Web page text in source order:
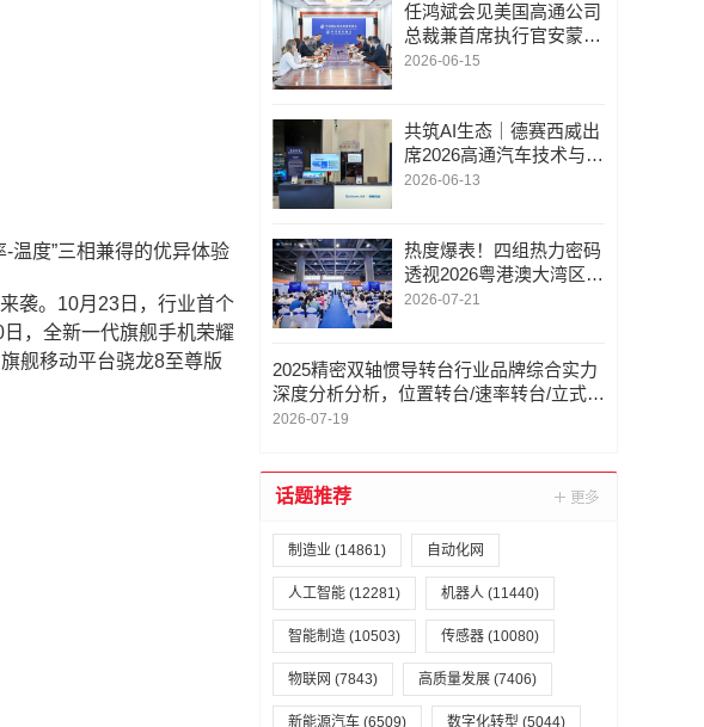
温度”三相兼得的优异体验
袭。10月23日，行业首个
，全新一代旗舰手机荣耀
舰移动平台骁龙8至尊版
任鸿斌会见美国高通公司
总裁兼首席执行官安蒙、
嘉吉公司董事会主席兼首
2026-06-15
共筑AI生态｜德赛西威出
席2026高通汽车技术与合
作峰会
2026-06-13
热度爆表！四组热力密码
透视2026粤港澳大湾区智
慧交通科技创新大会暨成
2026-07-21
2025精密双轴惯导转台行业品牌综合实力
深度分析分析，位置转台/速率转台/立式扫
描架/龙门式扫描架，双轴转台定制厂家推
2026-07-19
话题推荐
制造业 (14861) 自动化网
人工智能 (12281) 机器人 (11440)
智能制造 (10503) 传感器 (10080)
物联网 (7843) 高质量发展 (7406)
新能源汽车 (6509) 数字化转型 (5044)